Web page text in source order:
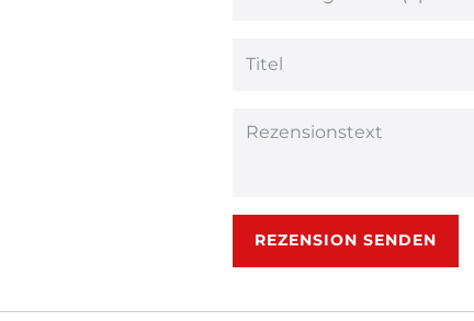
Anzeigename
Rezensionstext
REZENSION SENDEN